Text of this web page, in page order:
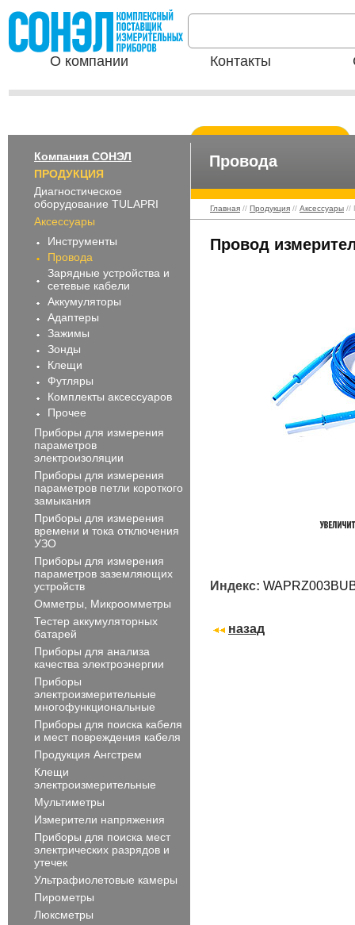
О компании Контакты
Компания СОНЭЛ
ПРОДУКЦИЯ
Диагностическое
оборудование TULAPRI
Аксессуары
Инструменты
Провода
Зарядные устройства и
сетевые кабели
Аккумуляторы
Адаптеры
Зажимы
Зонды
Клещи
Футляры
Комплекты аксессуаров
Прочее
Приборы для измерения
параметров
электроизоляции
Приборы для измерения
параметров петли короткого
замыкания
Приборы для измерения
времени и тока отключения
УЗО
Приборы для измерения
параметров заземляющих
устройств
Омметры, Микроомметры
Тестер аккумуляторных
батарей
Приборы для анализа
качества электроэнергии
Приборы
электроизмерительные
многофункциональные
Приборы для поиска кабеля
и мест повреждения кабеля
Продукция Ангстрем
Клещи
электроизмерительные
Мультиметры
Измерители напряжения
Приборы для поиска мест
электрических разрядов и
утечек
Ультрафиолетовые камеры
Пирометры
Люксметры
Провода
Главная // Продукция // Аксессуары //
Провод
Индекс:
назад